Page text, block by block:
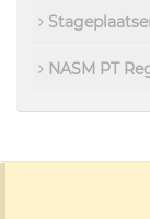
NASM PT